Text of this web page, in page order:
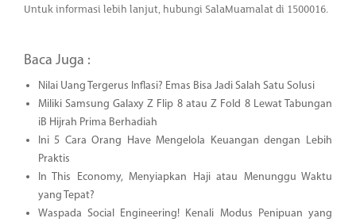
Untuk informasi lebih lanjut, hubungi SalaMuamalat di 1500016.
Baca Juga :
Nilai Uang Tergerus Inflasi? Emas Bisa Jadi Salah Satu Solusi
Miliki Samsung Galaxy Z Flip 8 atau Z Fold 8 Lewat Tabungan
iB Hijrah Prima Berhadiah
Ini 5 Cara Orang Have Mengelola Keuangan dengan Lebih
Praktis
In This Economy, Menyiapkan Haji atau Menunggu Waktu
yang Tepat?
Waspada Social Engineering! Kenali Modus Penipuan yang